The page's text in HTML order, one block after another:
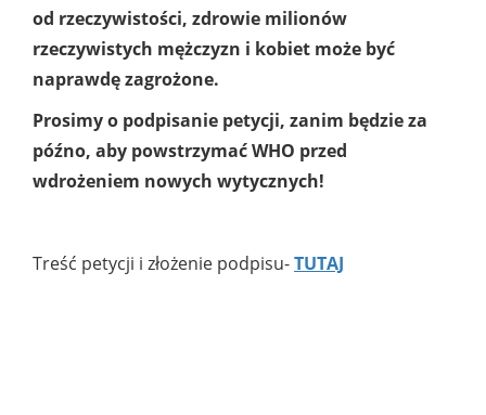
od rzeczywistości, zdrowie milionów
rzeczywistych mężczyzn i kobiet może być
naprawdę zagrożone.
Prosimy o podpisanie petycji, zanim będzie za
późno, aby powstrzymać WHO przed
wdrożeniem nowych wytycznych!
Treść petycji i złożenie podpisu-TUTAJ